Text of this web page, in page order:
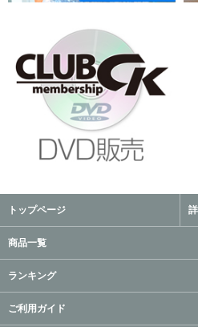
トップページ
商品一覧
ランキング
ご利用ガイド